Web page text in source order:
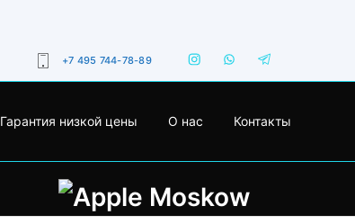
+7 495 744-78-89
Гарантия низкой цены О нас Контакты